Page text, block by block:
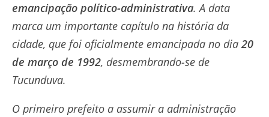
emancipação político-administrativa. A data
marca um importante capítulo na história da
cidade, que foi oficialmente emancipada no dia 20
de março de 1992, desmembrando-se de
Tucunduva.
O primeiro prefeito a assumir a administração